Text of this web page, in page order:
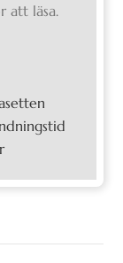
att läsa.